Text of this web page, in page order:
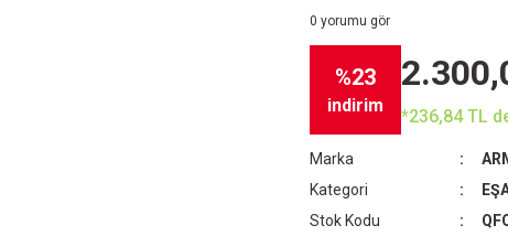
0 yorumu gör
%23
indirim
*236,84 TL
Marka
Kategori
Stok Kodu